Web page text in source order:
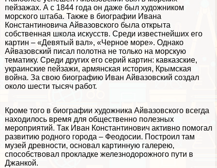
пейзажах. А с 1844 года он даже был художником
морского штаба. Также в биографии Ивана
Константиновича Айвазовского была открыта
собственная школа искусств. Среди известнейших его
картин – «Девятый вал», «Черное море». Однако
Айвазовский писал полотна не только на морскую
тематику. Среди других его серий картин: кавказские,
украинские пейзажи, армянская история, Крымская
война. За свою биографию Иван Айвазовский создал
около шести тысяч работ.
Кроме того в биографии художника Айвазовского всегда
находилось время для общественно полезных
мероприятий. Так Иван Константинович активно помогал
развитию родного города – Феодосии. Построил там
музей древности, основал картинную галерею,
способствовал прокладке железнодорожного пути в
Джанкой.